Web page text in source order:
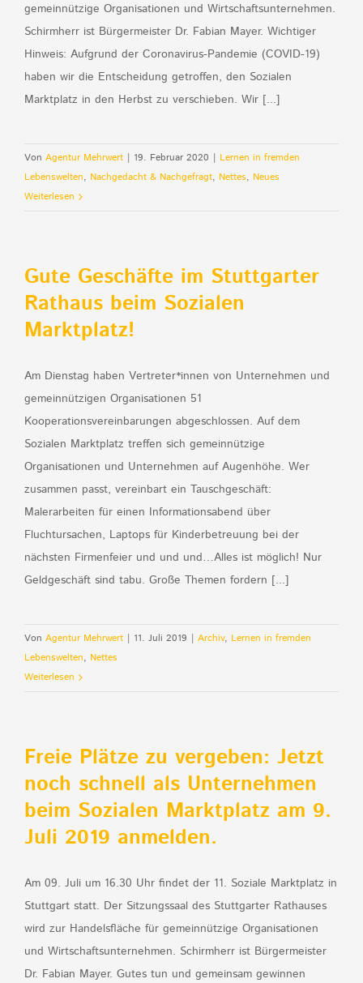
gemeinnützige Organisationen und Wirtschaftsunternehmen.
Schirmherr ist Bürgermeister Dr. Fabian Mayer. Wichtiger
Hinweis: Aufgrund der Coronavirus-Pandemie (COVID-19)
haben wir die Entscheidung getroffen, den Sozialen
Marktplatz in den Herbst zu verschieben. Wir [...]
Von Agentur Mehrwert | 19. Februar 2020 | Lernen in fremden
Lebenswelten, Nachgedacht & Nachgefragt, Nettes, Neues
Weiterlesen
Gute Geschäfte im Stuttgarter
Rathaus beim Sozialen
Marktplatz!
Am Dienstag haben Vertreter*innen von Unternehmen und
gemeinnützigen Organisationen 51
Kooperationsvereinbarungen abgeschlossen. Auf dem
Sozialen Marktplatz treffen sich gemeinnützige
Organisationen und Unternehmen auf Augenhöhe. Wer
zusammen passt, vereinbart ein Tauschgeschäft:
Malerarbeiten für einen Informationsabend über
Fluchtursachen, Laptops für Kinderbetreuung bei der
nächsten Firmenfeier und und und…Alles ist möglich! Nur
Geldgeschäft sind tabu. Große Themen fordern [...]
Von Agentur Mehrwert | 11. Juli 2019 | Archiv, Lernen in fremden
Lebenswelten, Nettes
Weiterlesen
Freie Plätze zu vergeben: Jetzt
noch schnell als Unternehmen
beim Sozialen Marktplatz am 9.
Juli 2019 anmelden.
Am 09. Juli um 16.30 Uhr findet der 11. Soziale Marktplatz in
Stuttgart statt. Der Sitzungssaal des Stuttgarter Rathauses
wird zur Handelsfläche für gemeinnützige Organisationen
und Wirtschaftsunternehmen. Schirmherr ist Bürgermeister
Dr. Fabian Mayer. Gutes tun und gemeinsam gewinnen